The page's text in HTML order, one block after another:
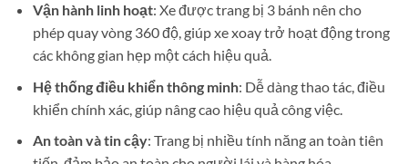
Vận hành linh hoạt: Xe được trang bị 3 bánh nên cho
phép quay vòng 360 độ, giúp xe xoay trở hoạt động trong
các không gian hẹp một cách hiệu quả.
Hệ thống điều khiển thông minh: Dễ dàng thao tác, điều
khiển chính xác, giúp nâng cao hiệu quả công việc.
An toàn và tin cậy: Trang bị nhiều tính năng an toàn tiên